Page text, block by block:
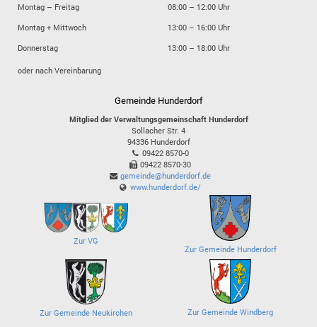
Montag – Freitag
08:00 – 12:00 Uhr
Montag + Mittwoch
13:00 – 16:00 Uhr
Donnerstag
13:00 – 18:00 Uhr
oder nach Vereinbarung
Gemeinde Hunderdorf
Mitglied der Verwaltungsgemeinschaft Hunderdorf
Sollacher Str. 4
94336 Hunderdorf
09422 8570-0
09422 8570-30
gemeinde@hunderdorf.de
www.hunderdorf.de/
Zur VG
Zur Gemeinde Hunderdorf
Zur Gemeinde Neukirchen Zur Gemeinde Windberg